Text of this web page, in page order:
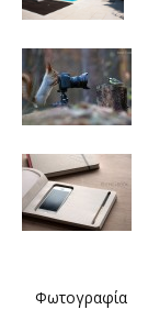
Φωτογραφία